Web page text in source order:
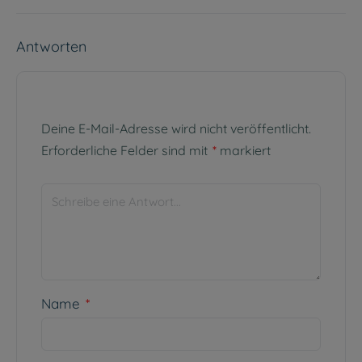
Antworten
Deine E-Mail-Adresse wird nicht veröffentlicht.
Erforderliche Felder sind mit * markiert
Name *